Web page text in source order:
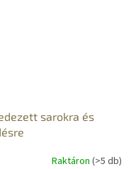
sarokra és
Raktáron (>5 db)